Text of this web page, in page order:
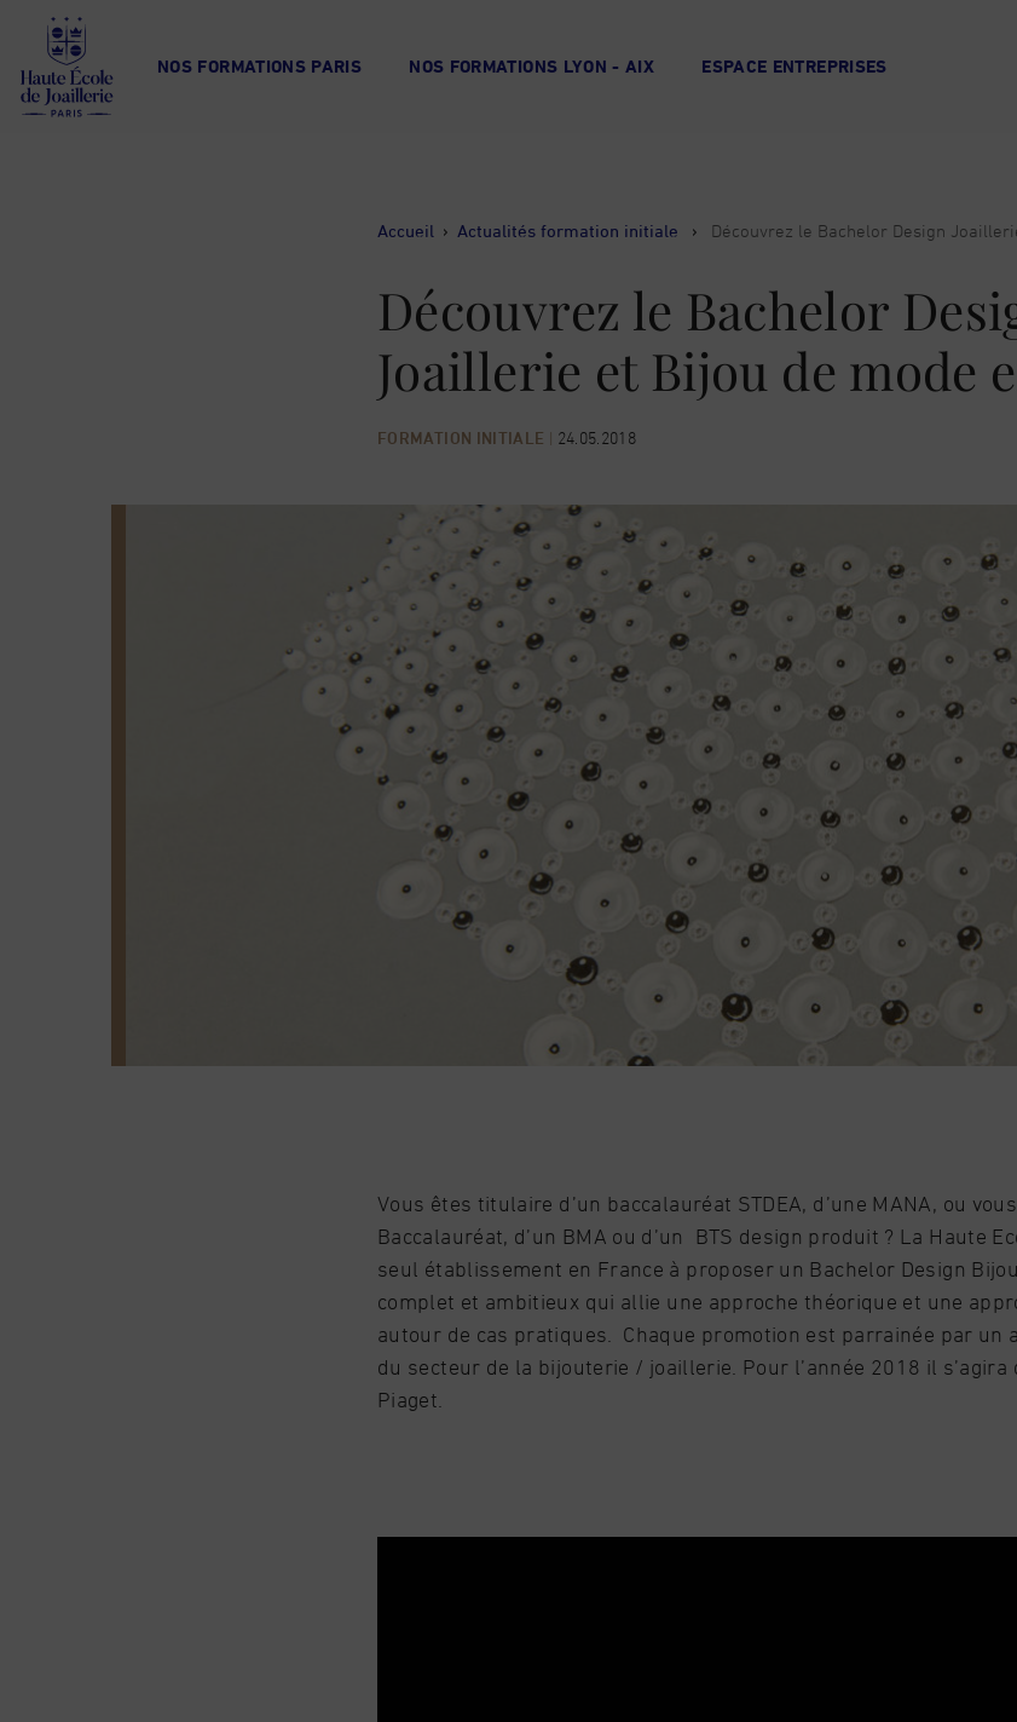
Haute
École
de
Joaillerie
NOS FORMATIONS PARIS NOS FORMATIONS LYON - AIX ESPACE ENTREPRISES
Accueil › Actualités formation initiale › Découvrez le Bachelor Design
Découvrez le Bachelor
Joaillerie et Bijou de mode
FORMATION INITIALE | 24.05.2018
Vous êtes titulaire d’un baccalauréat STDEA, d’une MANA, ou
Baccalauréat, d’un BMA ou d’un BTS design produit ? La Haute
seul établissement en France à proposer un Bachelor Design
complet et ambitieux qui allie une approche théorique et une
autour de cas pratiques. Chaque promotion est parrainée par un
du secteur de la bijouterie / joaillerie. Pour l’année 2018 il s’agira
Piaget.